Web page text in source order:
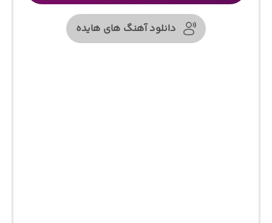
دانلود آهنگ های هایده